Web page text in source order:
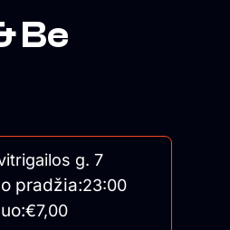
Be
g. 7
pradžia:23:00
€7,00